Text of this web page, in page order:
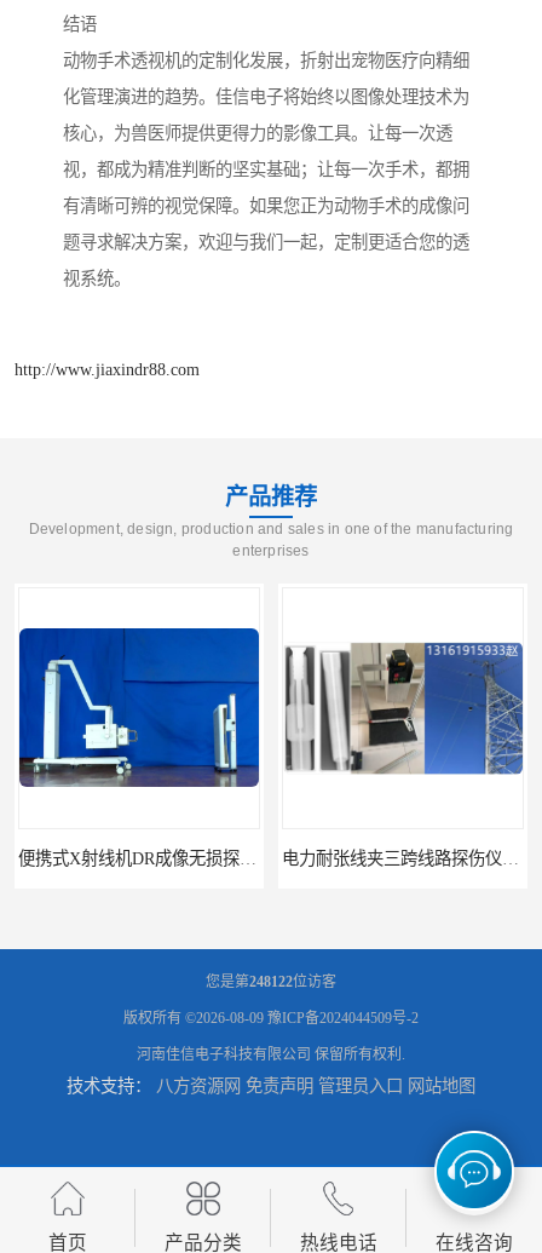
结语
动物手术透视机的定制化发展，折射出宠物医疗向精细
化管理演进的趋势。佳信电子将始终以图像处理技术为
核心，为兽医师提供更得力的影像工具。让每一次透
视，都成为精准判断的坚实基础；让每一次手术，都拥
有清晰可辨的视觉保障。如果您正为动物手术的成像问
题寻求解决方案，欢迎与我们一起，定制更适合您的透
视系统。
http://www.jiaxindr88.com
产品推荐
Development, design, production and sales in one of the manufacturing
enterprises
工业CT微焦源射线机桌面台式CT实验动物三维X光成像系统微型CT 牛马羊用全身拍片DR成像系统动物园兽医站数字化X光机悬吊牛用DR
您是第248122位访客
版权所有 ©2026-08-09 豫ICP备2024044509号-2
河南佳信电子科技有限公司 保留所有权利.
技术支持： 八方资源网 免责声明 管理员入口 网站地图
首页 产品分类 热线电话 在线咨询